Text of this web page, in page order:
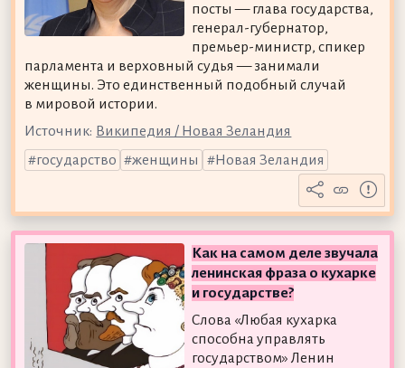
посты — глава государства,
генерал-губернатор,
премьер-министр, спикер
парламента и верховный судья — занимали
женщины. Это единственный подобный случай
в мировой истории.
Источник: Википедия / Новая Зеландия
государство
женщины Новая Зеландия
Как на самом деле звучала
ленинская фраза о кухарке
и государстве?
Слова «Любая кухарка
способна управлять
государством» Ленин